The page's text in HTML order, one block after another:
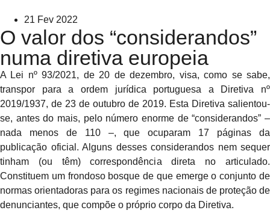
21 Fev 2022
O valor dos “considerandos”
numa diretiva europeia
A Lei nº 93/2021, de 20 de dezembro, visa, como se sabe,
transpor para a ordem jurídica portuguesa a Diretiva nº
2019/1937, de 23 de outubro de 2019. Esta Diretiva salientou-
se, antes do mais, pelo número enorme de “considerandos” –
nada menos de 110 –, que ocuparam 17 páginas da
publicação oficial. Alguns desses considerandos nem sequer
tinham (ou têm) correspondência direta no articulado.
Constituem um frondoso bosque de que emerge o conjunto de
normas orientadoras para os regimes nacionais de proteção de
denunciantes, que compõe o próprio corpo da Diretiva.